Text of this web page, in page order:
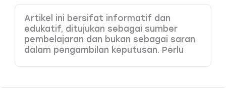
Artikel ini bersifat informatif dan
edukatif, ditujukan sebagai sumber
pembelajaran dan bukan sebagai saran
dalam pengambilan keputusan. Perlu